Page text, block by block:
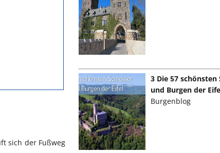
sich der Fußweg
3 Die 57 schönsten
und Burgen der
Burgenblog